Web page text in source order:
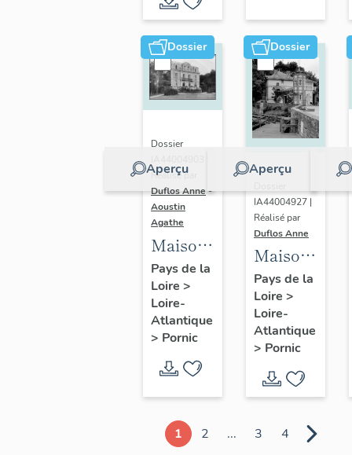
avenue
de la
Noëveillard
Dossier
Aperçu
Dossier
Réalisé par
Duflos Anne-
Aoustin
Agathe
Maison
de
villégiature
balnéaire
dite les
Musses,
25
avenue
de la
Noëveillard
Pays de la
Loire >
Loire-
Atlantique
> Pornic
Dossier
Aperçu
IA44004927 |
Réalisé par
Duflos Anne
Maison
de
villégiature
balnéaire
dite
Mérot
du
place du
Pays de la
Loire >
Loire-
Atlantique
> Pornic
1 2 ... 3 4